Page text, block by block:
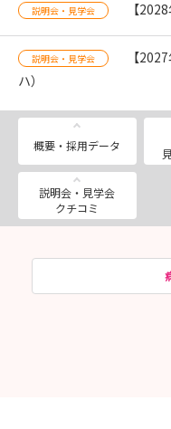
説明会・見学会 【
説明会・見学会
【
ハ）
概要・採用データ
説明会・見学会
クチコミ